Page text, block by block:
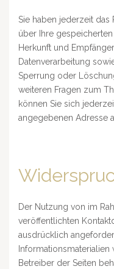
Sie haben jederzeit
über Ihre
Herkunft und
Datenverarbeitung
Sperrung oder
weiteren Fragen zum
können Sie sich
angegebenen Adresse
Der Nutzung von im
veröffentlichten
ausdrücklich
Betreiber der Seiten